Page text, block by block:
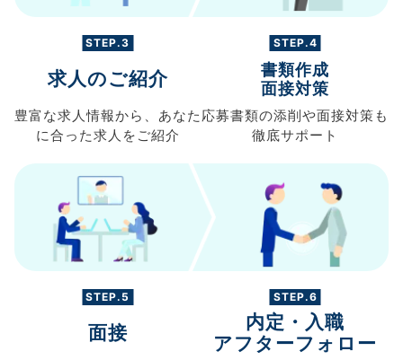
STEP.3
求人のご紹介
豊富な求人情報から、 あなた
に合った求人を ご紹介
STEP.4
書類作成
面接対策
応募書類の添削や面接対策も
徹底サポート
STEP.5
面接
STEP.6
内定・入職
アフターフォロー